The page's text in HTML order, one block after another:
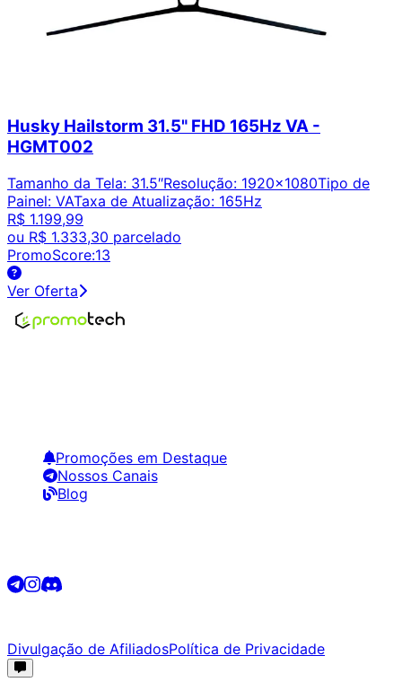
Husky Hailstorm 31.5" FHD 165Hz VA -
HGMT002
Tamanho da Tela: 31.5″Resolução: 1920x1080Tipo de
Painel: VATaxa de Atualização: 165Hz
R$ 1.199,99
ou R$ 1.333,30 parcelado
PromoScore:13
Ver Oferta
Promoções em Destaque
Nossos Canais
Blog
Divulgação de AfiliadosPolítica de Privacidade